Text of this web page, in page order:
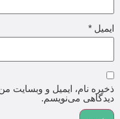
ایمیل *
ذخیره نام، ایمیل و وبسایت
دیدگاهی می‌نویسم.